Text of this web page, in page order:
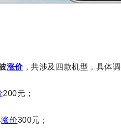
涨价，共涉及四款机型，具体调
200元；
涨价300元；